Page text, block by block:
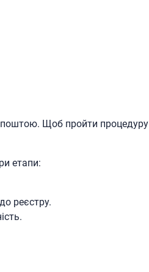
поштою. Щоб пройти процедуру
етапи:
реєстру.